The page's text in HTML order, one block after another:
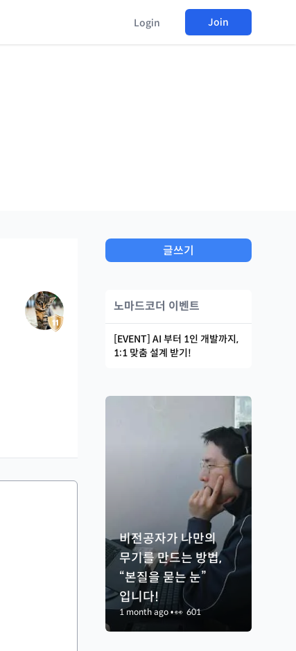
Login Join
글쓰기
노마드코더 이벤트
[EVENT] AI 부터 1인 개발까지,
1:1 맞춤 설계 받기!
비전공자가 나만의
무기를 만드는 방법,
“본질을 묻는 눈”
입니다!
1 month ago•👀 601